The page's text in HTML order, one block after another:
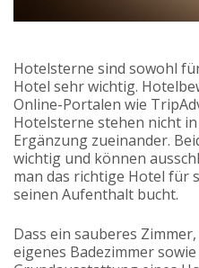
Hotelsterne sind sowohl
Hotel sehr wichtig.
Online-Portalen wie
Hotelsterne stehen nicht
Ergänzung zueinander.
wichtig und können
man das richtige Hotel für
seinen Aufenthalt bucht.
Dass ein sauberes
eigenes Badezimmer